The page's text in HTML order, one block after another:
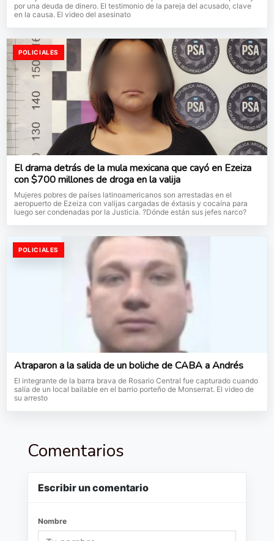
por una deuda de dinero. El testimonio de la pareja del acusado, clave
en la causa. El video del asesinato
POLICIALES
El drama detrás de la mula mexicana que cayó en Ezeiza
con $700 millones de droga en la valija
Mujeres pobres de países latinoamericanos son arrestadas en el
aeropuerto de Ezeiza con valijas cargadas de éxtasis y cocaína para
luego ser condenadas por la Justicia. ?Dónde están sus jefes narco?
POLICIALES
Atraparon a la salida de un boliche de CABA a Andrés
El integrante de la barra brava de Rosario Central fue capturado cuando
salía de un local bailable en el barrio porteño de Monserrat. El video de
su arresto
Comentarios
Escribir un comentario
Nombre